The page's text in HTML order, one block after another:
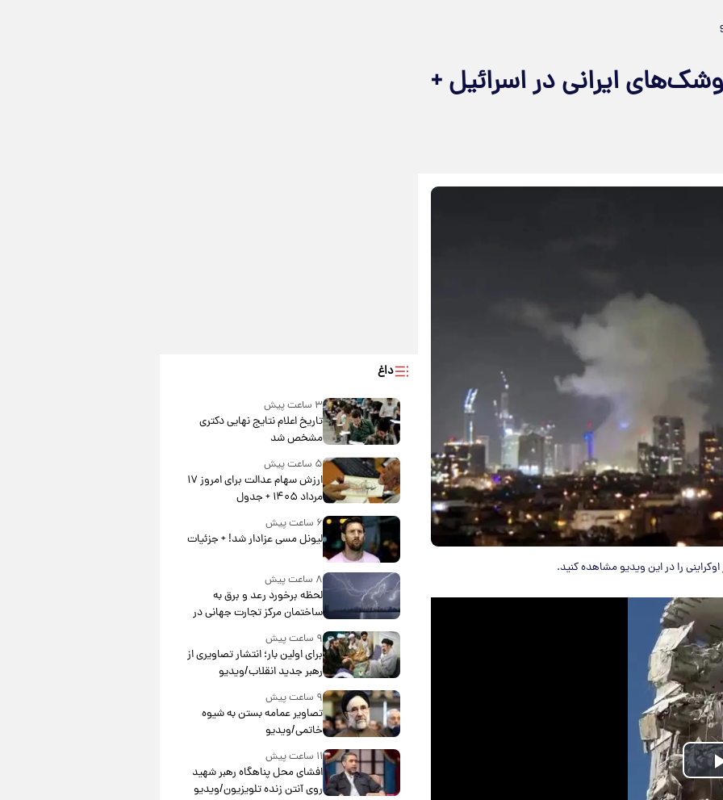
ایرانی در اسرائیل +
را در این ویدیو مشاهده کنید.
Play
داغ
۳ ساعت پیش
تاریخ اعلام نتایج نهایی دکتری
مشخص شد
۵ ساعت پیش
ارزش سهام عدالت برای امروز ۱۷
مرداد ۱۴۰۵ + جدول
۶ ساعت پیش
لیونل مسی عزادار شد! + جزئیات
۸ ساعت پیش
لحظه برخورد رعد و برق به
ساختمان مرکز تجارت جهانی در
۹ ساعت پیش
برای اولین بار؛ انتشار تصاویری از
رهبر جدید انقلاب/ویدیو
۹ ساعت پیش
تصاویر عمامه بستن به شیوه
خاتمی/ویدیو
۱۱ ساعت پیش
افشای محل پناهگاه‌ رهبر شهید
روی آنتن زنده تلویزیون/ویدیو